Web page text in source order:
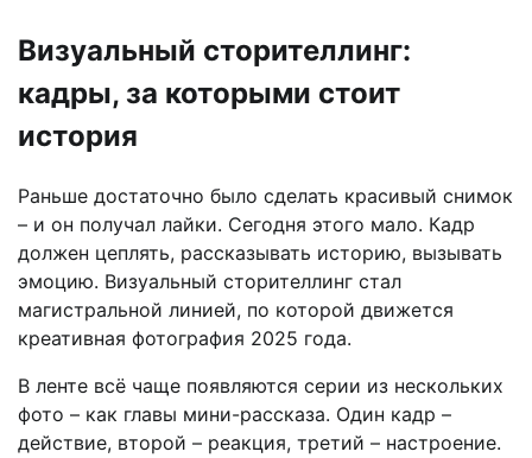
Визуальный сторителлинг:
кадры, за которыми стоит
история
Раньше достаточно было сделать красивый снимок
– и он получал лайки. Сегодня этого мало. Кадр
должен цеплять, рассказывать историю, вызывать
эмоцию. Визуальный сторителлинг стал
магистральной линией, по которой движется
креативная фотография 2025 года.
В ленте всё чаще появляются серии из нескольких
фото – как главы мини-рассказа. Один кадр –
действие, второй – реакция, третий – настроение.